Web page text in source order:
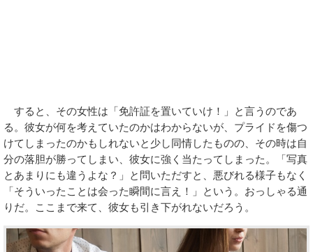
すると、その女性は「免許証を置いていけ！」と言うのであ
る。彼女が何を考えていたのかはわからないが、プライドを傷つ
けてしまったのかもしれないと少し同情したものの、その時は自
分の落胆が勝ってしまい、彼女に強く当たってしまった。「写真
とあまりにも違うよな？」と問いただすと、悪びれる様子もなく
「そういったことは会った瞬間に言え！」という。おっしゃる通
りだ。ここまで来て、彼女も引き下がれないだろう。